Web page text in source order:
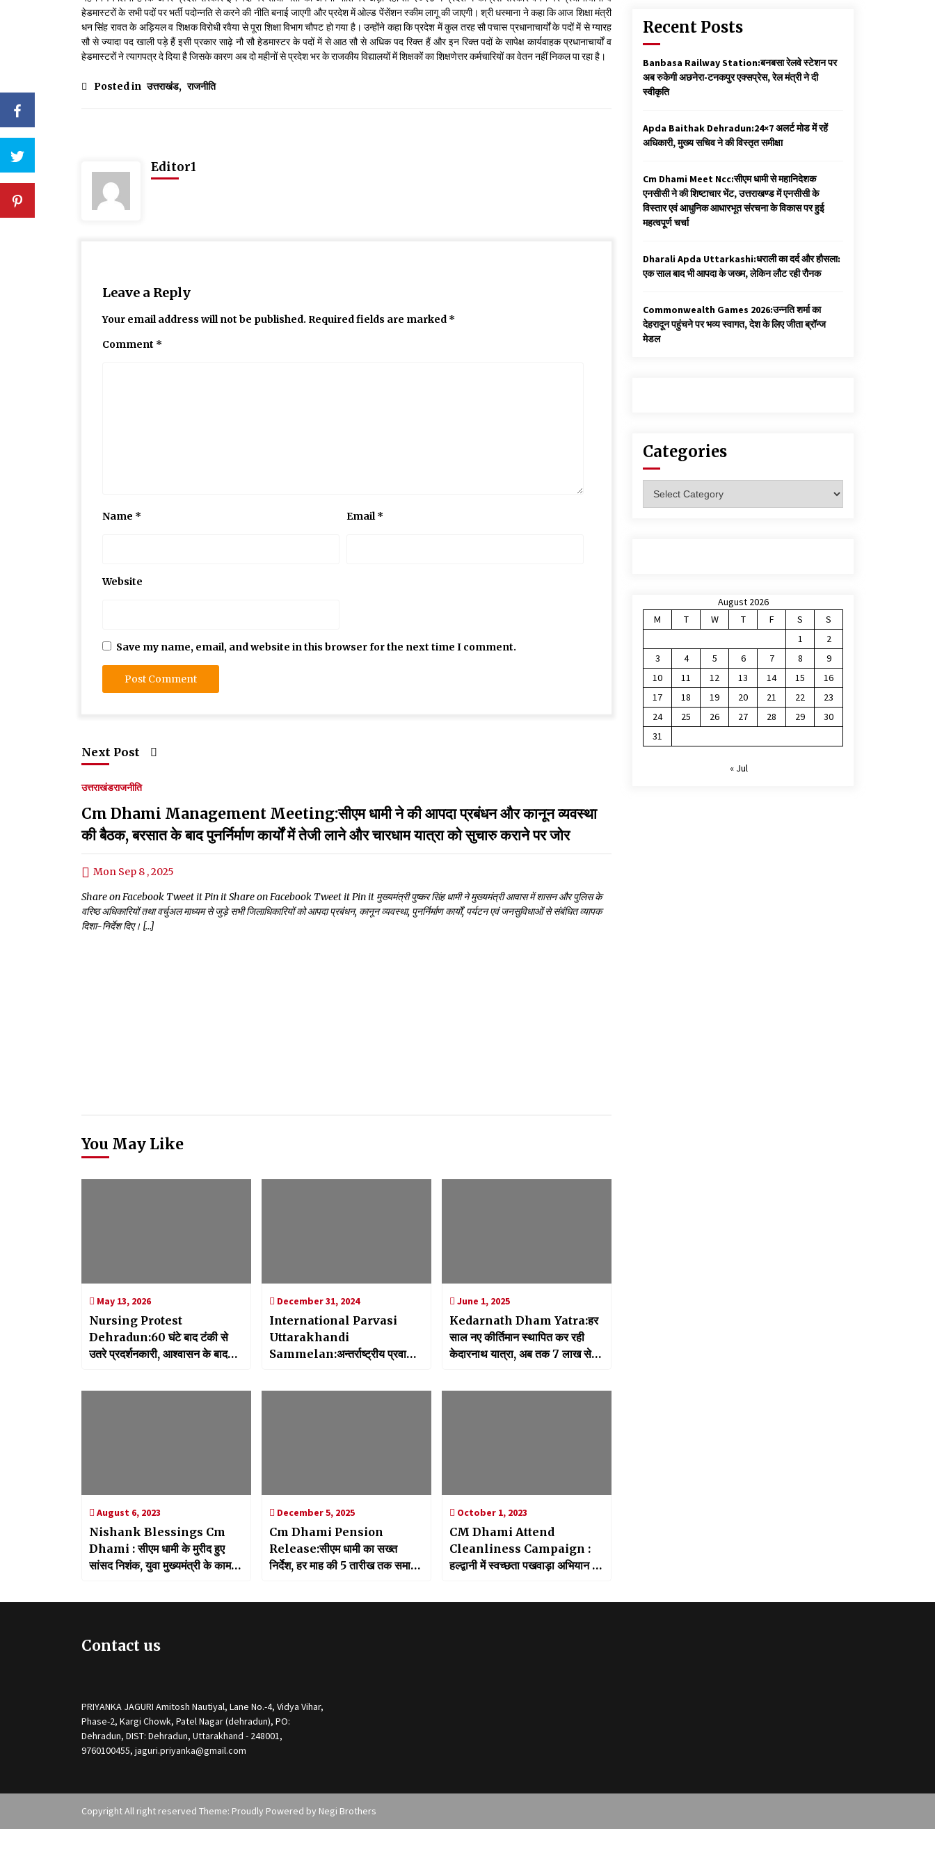
हेडमास्टरों के सभी पदों पर भर्ती पदोन्नति से करने की नीति बनाई जाएगी और प्रदेश में ओल्ड पेंसेंशन स्कीम लागू की जाएगी। श्री धस्माना ने कहा कि आज शिक्षा मंत्री
धन सिंह रावत के अड़ियल व शिक्षक विरोधी रवैया से पूरा शिक्षा विभाग चौपट हो गया है। उन्होंने कहा कि प्रदेश में कुल तरह सौ पचास प्रधानाचार्यों के पदों में से ग्यारह
सौ से ज्यादा पद खाली पड़े हैं इसी प्रकार साढ़े नौ सौ हेडमास्टर के पदों में से आठ सौ से अधिक पद रिक्त हैं और इन रिक्त पदों के सापेक्ष कार्यवाहक प्रधानाचार्यों व
हेडमास्टरों ने त्यागपत्र दे दिया है जिसके कारण अब दो महीनों से प्रदेश भर के राजकीय विद्यालयों में शिक्षकों का शिक्षणेत्तर कर्मचारियों का वेतन नहीं निकल पा रहा है।
Posted in उत्तराखंड, राजनीति
Editor1
Leave a Reply
Your email address will not be published. Required fields are marked *
Comment *
Name * Email*
Website
Save my name, email, and website in this browser for the next time I comment.
Next Post
उत्तराखंडराजनीति
Cm Dhami Management Meeting:सीएम धामी ने की आपदा प्रबंधन और कानून व्यवस्था
की बैठक, बरसात के बाद पुनर्निर्माण कार्यों में तेजी लाने और चारधाम यात्रा को सुचारु कराने पर जोर
Mon Sep 8 , 2025
Share on Facebook Tweet it Pin it Share on Facebook Tweet it Pin it मुख्यमंत्री पुष्कर सिंह धामी ने मुख्यमंत्री आवास में शासन और पुलिस के
वरिष्ठ अधिकारियों तथा वर्चुअल माध्यम से जुड़े सभी जिलाधिकारियों को आपदा प्रबंधन, कानून व्यवस्था, पुनर्निर्माण कार्यों, पर्यटन एवं जनसुविधाओं से संबंधित व्यापक
दिशा-निर्देश दिए। […]
You May Like
May 13, 2026
Nursing Protest
Dehradun:60 घंटे बाद टंकी से
उतरे प्रदर्शनकारी, आश्वासन के बाद
December 31, 2024
International Parvasi
Uttarakhandi
Sammelan:अन्तर्राष्ट्रीय प्रवासी
June 1, 2025
Kedarnath Dham Yatra:हर
साल नए कीर्तिमान स्थापित कर रही
केदारनाथ यात्रा, अब तक 7 लाख से
August 6, 2023
Nishank Blessings Cm
Dhami : सीएम धामी के मुरीद हुए
सांसद निशंक, युवा मुख्यमंत्री के काम
December 5, 2025
Cm Dhami Pension
Release:सीएम धामी का सख्त
निर्देश, हर माह की 5 तारीख तक समाज
October 1, 2023
CM Dhami Attend
Cleanliness Campaign :
हल्द्वानी में स्वच्छता पखवाड़ा अभियान में
Recent Posts
Banbasa Railway Station:बनबसा रेलवे स्टेशन पर
अब रुकेगी अछनेरा-टनकपुर एक्सप्रेस, रेल मंत्री ने दी
स्वीकृति
Apda Baithak Dehradun:24×7 अलर्ट मोड में रहें
अधिकारी, मुख्य सचिव ने की विस्तृत समीक्षा
Cm Dhami Meet Ncc:सीएम धामी से महानिदेशक
एनसीसी ने की शिष्टाचार भेंट, उत्तराखण्ड में एनसीसी के
विस्तार एवं आधुनिक आधारभूत संरचना के विकास पर हुई
महत्वपूर्ण चर्चा
Dharali Apda Uttarkashi:धराली का दर्द और हौसला:
एक साल बाद भी आपदा के जख्म, लेकिन लौट रही रौनक
Commonwealth Games 2026:उन्नति शर्मा का
देहरादून पहुंचने पर भव्य स्वागत, देश के लिए जीता ब्रॉन्ज
मेडल
Categories
August 2026
M
T W T F S
S
1
2
3
4 5 6 7 8
9
10
11 12 13 14 15
16
17
18 19 20 21 22
23
24
25 26 27 28 29
30
31
« Jul
Contact us
PRIYANKA JAGURI Amitosh Nautiyal, Lane No.-4, Vidya Vihar,
Phase-2, Kargi Chowk, Patel Nagar (dehradun), PO:
Dehradun, DIST: Dehradun, Uttarakhand - 248001,
9760100455, jaguri.priyanka@gmail.com
Copyright All right reserved Theme: Proudly Powered by Negi Brothers